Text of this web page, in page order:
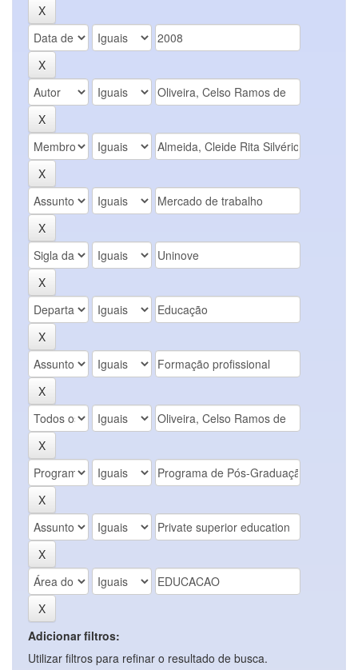
Adicionar filtros:
Utilizar filtros para refinar o resultado de busca.